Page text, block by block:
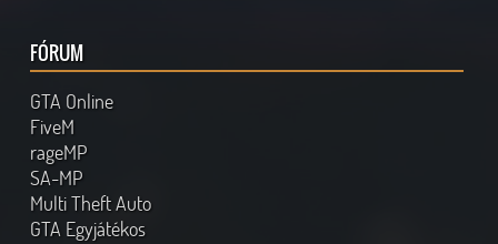
FÓRUM
GTA Online
FiveM
rageMP
SA-MP
Multi Theft Auto
GTA Egyjátékos